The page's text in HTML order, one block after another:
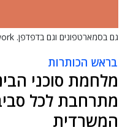
גם בסמארטפונים וגם בדפדפן. Claude Cowork.
בראש הכותרות
מלחמת סוכני
מתרחבת לכל
המשרדית